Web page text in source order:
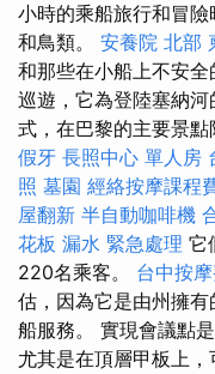
小時的乘船旅行和冒
和鳥類。 安養院 北部
和那些在小船上不安
巡遊，它為登陸塞納
式，在巴黎的主要景
假牙 長照中心 單人房
照 墓園 經絡按摩課程
屋翻新 半自動咖啡機
花板 漏水 緊急處理 它
220名乘客。 台中按
估，因為它是由州擁
船服務。 實現會議點
尤其是在頂層甲板上，